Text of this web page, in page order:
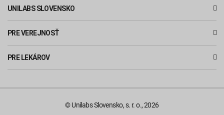
UNILABS SLOVENSKO
PRE VEREJNOSŤ
PRE LEKÁROV
© Unilabs Slovensko, s. r. o., 2026